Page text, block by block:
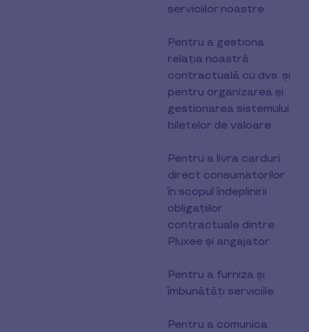
serviciilor noastre.
Pentru a gestiona
relația noastră
contractuală cu dvs. și
pentru organizarea și
gestionarea sistemului
biletelor de valoare.
Pentru a livra carduri
direct consumatorilor
în scopul îndeplinirii
obligațiilor
contractuale dintre
Pluxee și angajator.
Pentru a furniza și
îmbunătăți serviciile.
Pentru a comunica